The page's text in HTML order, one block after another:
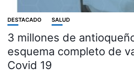
DESTACADO SALUD
3 millones de
esquema completo de
Covid 19